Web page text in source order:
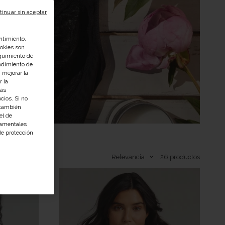
Relevancia 26 productos
son
de
de
la
la
Si no
de
protección
sin aceptar